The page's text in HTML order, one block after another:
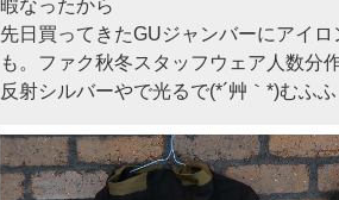
暇なったから
先日買ってきたGUジャンバーにアイロ
も。ファク秋冬スタッフウェア人数分
反射シルバーやで光るで(*´艸｀*)むふふ